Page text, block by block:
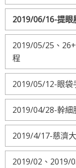
2019/06/16-提眼
2019/05/25、
程
2019/05/12-眼袋
2019/04/28-幹細
2019/4/17-慈濟
2019/02、2019/